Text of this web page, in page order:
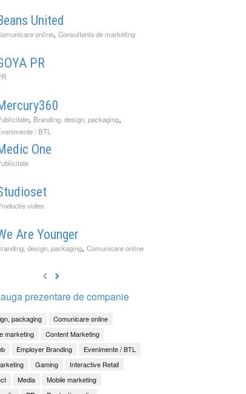
United
online, Consultanta de marketing
PR
, Branding, design, packaging,
/ BTL
One
video
Are Younger
design, packaging, Comunicare online
prezentare de companie
packaging
Comunicare online
marketing
Content Marketing
Employer Branding
Evenimente / BTL
Gaming
Interactive Retail
Media
Mobile marketing